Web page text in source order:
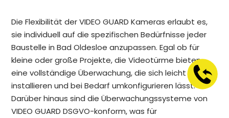
Die Flexibilität der VIDEO GUARD Kameras erlaubt es,
sie individuell auf die spezifischen Bedürfnisse jeder
Baustelle in Bad Oldesloe anzupassen. Egal ob für
kleine oder große Projekte, die Videotürme bieten
eine vollständige Überwachung, die sich leicht
installieren und bei Bedarf umkonfigurieren lässt.
Darüber hinaus sind die Überwachungssysteme von
VIDEO GUARD DSGVO-konform, was für